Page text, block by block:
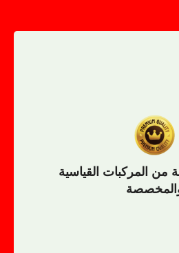
المركبات القياسية
المركبات القياسية
والمخصصة
الجولف والمركبات الخدمية